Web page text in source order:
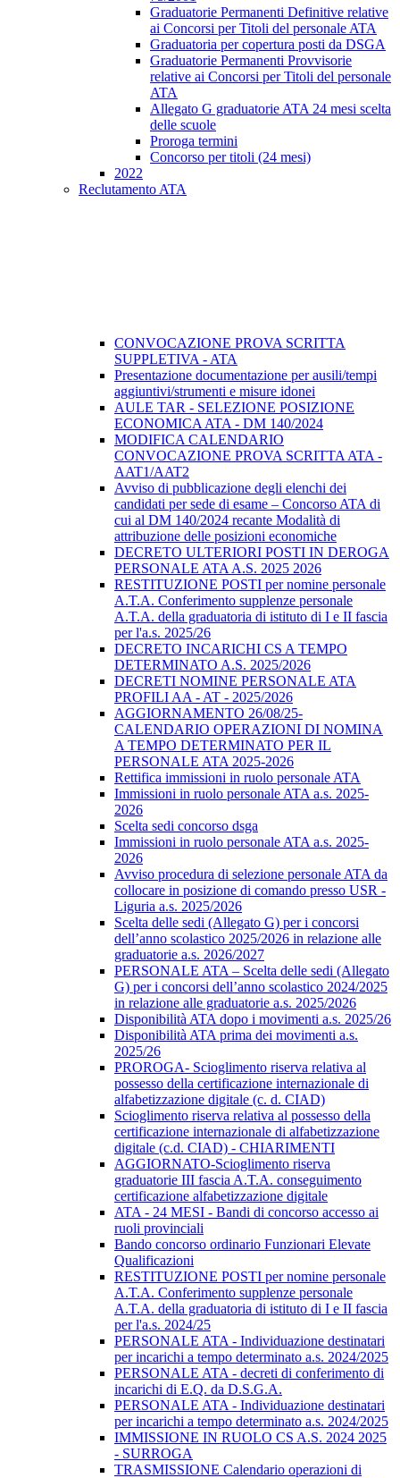
Graduatorie Permanenti Definitive relative
ai Concorsi per Titoli del personale ATA
Graduatoria per copertura posti da DSGA
Graduatorie Permanenti Provvisorie
relative ai Concorsi per Titoli del personale
ATA
Allegato G graduatorie ATA 24 mesi scelta
delle scuole
Proroga termini
Concorso per titoli (24 mesi)
2022
Reclutamento ATA
CONVOCAZIONE PROVA SCRITTA
SUPPLETIVA - ATA
Presentazione documentazione per ausili/tempi
aggiuntivi/strumenti e misure idonei
AULE TAR - SELEZIONE POSIZIONE
ECONOMICA ATA - DM 140/2024
MODIFICA CALENDARIO
CONVOCAZIONE PROVA SCRITTA ATA -
AAT1/AAT2
Avviso di pubblicazione degli elenchi dei
candidati per sede di esame – Concorso ATA di
cui al DM 140/2024 recante Modalità di
attribuzione delle posizioni economiche
DECRETO ULTERIORI POSTI IN DEROGA
PERSONALE ATA A.S. 2025 2026
RESTITUZIONE POSTI per nomine personale
A.T.A. Conferimento supplenze personale
A.T.A. della graduatoria di istituto di I e II fascia
per l'a.s. 2025/26
DECRETO INCARICHI CS A TEMPO
DETERMINATO A.S. 2025/2026
DECRETI NOMINE PERSONALE ATA
PROFILI AA - AT - 2025/2026
AGGIORNAMENTO 26/08/25-
CALENDARIO OPERAZIONI DI NOMINA
A TEMPO DETERMINATO PER IL
PERSONALE ATA 2025-2026
Rettifica immissioni in ruolo personale ATA
Immissioni in ruolo personale ATA a.s. 2025-
2026
Scelta sedi concorso dsga
Immissioni in ruolo personale ATA a.s. 2025-
2026
Avviso procedura di selezione personale ATA da
collocare in posizione di comando presso USR -
Liguria a.s. 2025/2026
Scelta delle sedi (Allegato G) per i concorsi
dell’anno scolastico 2025/2026 in relazione alle
graduatorie a.s. 2026/2027
PERSONALE ATA – Scelta delle sedi (Allegato
G) per i concorsi dell’anno scolastico 2024/2025
in relazione alle graduatorie a.s. 2025/2026
Disponibilità ATA dopo i movimenti a.s. 2025/26
Disponibilità ATA prima dei movimenti a.s.
2025/26
PROROGA- Scioglimento riserva relativa al
possesso della certificazione internazionale di
alfabetizzazione digitale (c. d. CIAD)
Scioglimento riserva relativa al possesso della
certificazione internazionale di alfabetizzazione
digitale (c.d. CIAD) - CHIARIMENTI
AGGIORNATO-Scioglimento riserva
graduatorie III fascia A.T.A. conseguimento
certificazione alfabetizzazione digitale
ATA - 24 MESI - Bandi di concorso accesso ai
ruoli provinciali
Bando concorso ordinario Funzionari Elevate
Qualificazioni
RESTITUZIONE POSTI per nomine personale
A.T.A. Conferimento supplenze personale
A.T.A. della graduatoria di istituto di I e II fascia
per l'a.s. 2024/25
PERSONALE ATA - Individuazione destinatari
per incarichi a tempo determinato a.s. 2024/2025
PERSONALE ATA - decreti di conferimento di
incarichi di E.Q. da D.S.G.A.
PERSONALE ATA - Individuazione destinatari
per incarichi a tempo determinato a.s. 2024/2025
IMMISSIONE IN RUOLO CS A.S. 2024 2025
- SURROGA
TRASMISSIONE Calendario operazioni di